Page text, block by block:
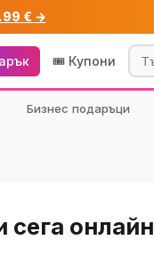
€ →
🎟️ Купони
Бизнес подаръци
сега онлайн